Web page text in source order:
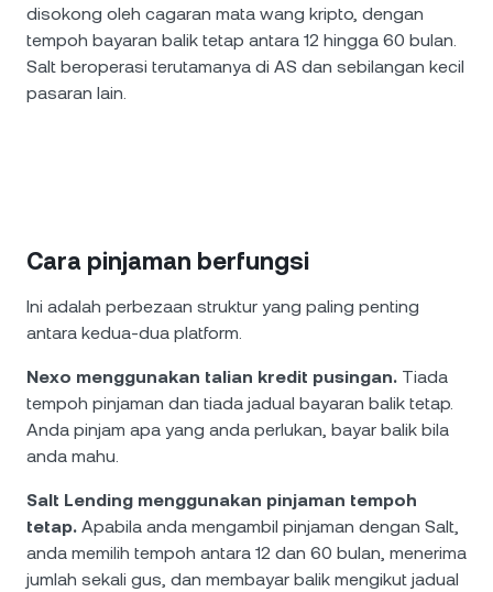
disokong oleh cagaran mata wang kripto, dengan
tempoh bayaran balik tetap antara 12 hingga 60 bulan.
Salt beroperasi terutamanya di AS dan sebilangan kecil
pasaran lain.
Cara pinjaman berfungsi
Ini adalah perbezaan struktur yang paling penting
antara kedua-dua platform.
Nexo menggunakan talian kredit pusingan. Tiada
tempoh pinjaman dan tiada jadual bayaran balik tetap.
Anda pinjam apa yang anda perlukan, bayar balik bila
anda mahu.
Salt Lending menggunakan pinjaman tempoh
tetap. Apabila anda mengambil pinjaman dengan Salt,
anda memilih tempoh antara 12 dan 60 bulan, menerima
jumlah sekali gus, dan membayar balik mengikut jadual